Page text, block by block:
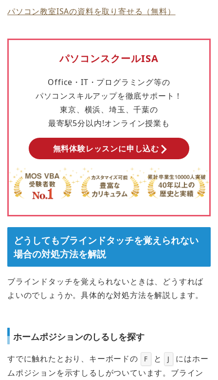
パソコン教室ISAの資料を取り寄せる（無料）
パソコンスクールISA
Office・IT・プログラミング等の
パソコンスキルアップを徹底サポート！
東京、横浜、埼玉、千葉の
最寄駅5分以内!オンライン授業も
無料体験レッスンに申し込む
どうしてもブラインドタッチを覚えられない
場合の対処方法を解説
ブラインドタッチを覚えられないときは、どうすれば
よいのでしょうか。具体的な対処方法を解説します。
ホームポジションのしるしを探す
すでに触れたとおり、キーボードの F と J
にはホー
ムポジションを示すしるしがついています。ブライン